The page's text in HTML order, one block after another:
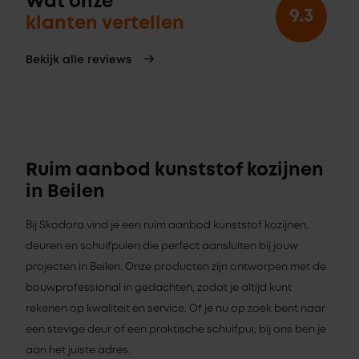
klanten vertellen
Bekijk alle reviews
9.3
Ruim aanbod kunststof kozijnen
in Beilen
Bij Skodora vind je een ruim aanbod kunststof kozijnen,
deuren en schuifpuien die perfect aansluiten bij jouw
projecten in Beilen. Onze producten zijn ontworpen met de
bouwprofessional in gedachten, zodat je altijd kunt
rekenen op kwaliteit en service. Of je nu op zoek bent naar
een stevige deur of een praktische schuifpui, bij ons ben je
aan het juiste adres.